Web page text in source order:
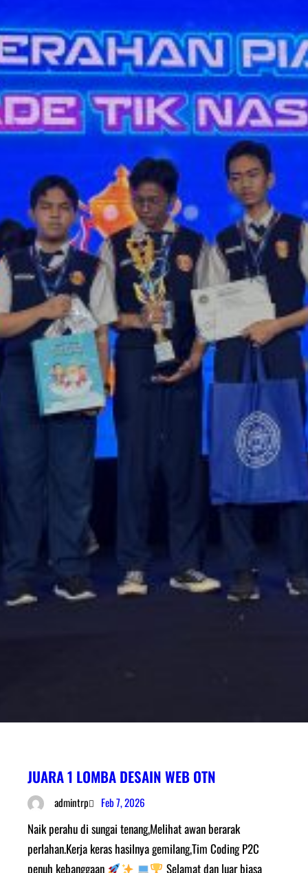
JUARA 1 LOMBA DESAIN WEB OTN
admintrp Feb 7, 2026
Naik perahu di sungai tenang,Melihat awan berarak
perlahan.Kerja keras hasilnya gemilang,Tim Coding P2C
penuh kebanggaan
Selamat dan luar biasa